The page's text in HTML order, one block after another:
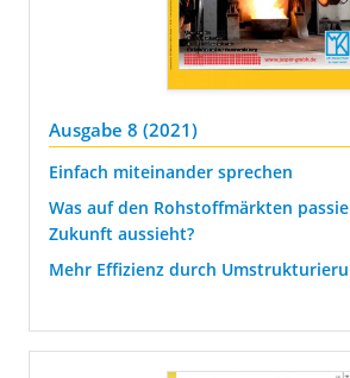
Ausgabe 8 (2021)
Einfach miteinander sprechen
Was auf den Rohstoffmärkten
Zukunft aussieht?
Mehr Effizienz durch